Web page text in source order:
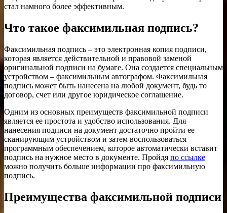
стал намного более эффективным.
Что такое факсимильная подпись?
Факсимильная подпись – это электронная копия подписи,
которая является действительной и правовой заменой
оригинальной подписи на бумаге. Она создается специальным
устройством – факсимильным автографом. Факсимильная
подпись может быть нанесена на любой документ, будь то
договор, счет или другое юридическое соглашение.
Одним из основных преимуществ факсимильной подписи
является ее простота и удобство использования. Для
нанесения подписи на документ достаточно пройти ее
сканирующим устройством и затем воспользоваться
программным обеспечением, которое автоматически вставит
подпись на нужное место в документе. Пройдя по ссылке
можно получить больше информации про факсимильную
подпись.
Преимущества факсимильной подписи